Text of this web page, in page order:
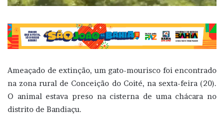
Ameaçado de extinção, um gato-mourisco foi encontrado
na zona rural de Conceição do Coité, na sexta-feira (20).
O animal estava preso na cisterna de uma chácara no
distrito de Bandiaçu.